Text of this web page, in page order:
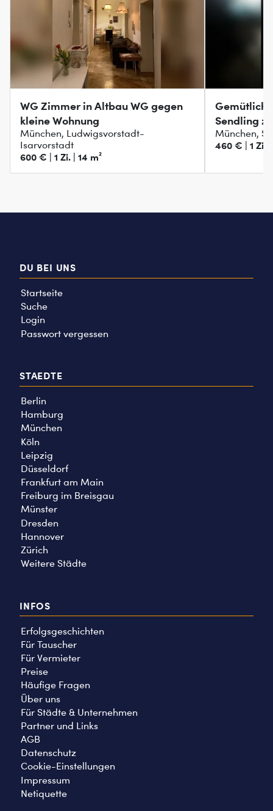
WG Zimmer in Altbau WG gegen
kleine Wohnung
München, Ludwigsvorstadt-
Isarvorstadt
600 € | 1 Zi. | 14 m²
Sendling
München,
460 € | 1 Zi. |
DU BEI UNS
Startseite
Suche
Login
Passwort vergessen
STAEDTE
Berlin
Hamburg
München
Köln
Leipzig
Düsseldorf
Frankfurt am Main
Freiburg im Breisgau
Münster
Dresden
Hannover
Zürich
Weitere Städte
INFOS
Erfolgsgeschichten
Für Tauscher
Für Vermieter
Preise
Häufige Fragen
Über uns
Für Städte & Unternehmen
Partner und Links
AGB
Datenschutz
Cookie-Einstellungen
Impressum
Netiquette